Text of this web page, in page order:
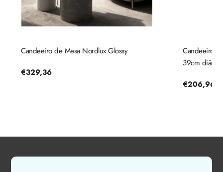
Candeeiro de Mesa Nordlux Glossy
Preço
€329,36
Candeeiro
39cm
Preço
€206,96